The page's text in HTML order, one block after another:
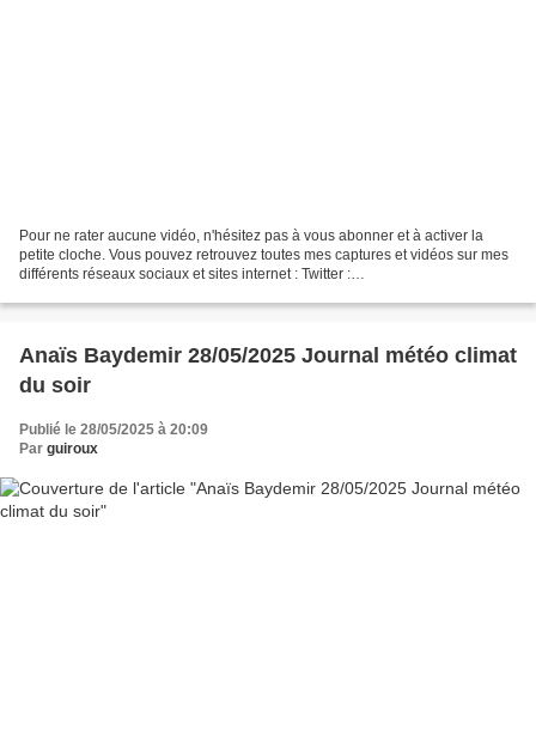
Pour ne rater aucune vidéo, n'hésitez pas à vous abonner et à activer la
petite cloche. Vous pouvez retrouvez toutes mes captures et vidéos sur mes
différents réseaux sociaux et sites internet : Twitter :
https://www.facebook.com/capsdeguiroux/...
Anaïs Baydemir 28/05/2025 Journal météo climat
du soir
Publié le 28/05/2025 à 20:09
Par guiroux